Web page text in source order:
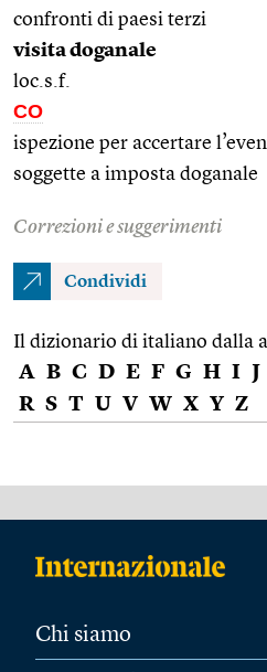
confronti di paesi terzi
visita doganale
loc.s.f.
CO
ispezione per accertare
soggette a imposta doganale
Correzioni e suggerimenti
Condividi
Il dizionario di italiano dalla
A B C D E F G H I J
R S T U V W X Y Z
Chi siamo